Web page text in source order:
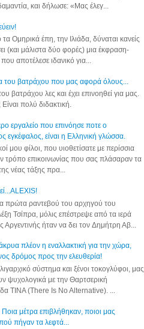
και δήλωσε: «Μας έλεγ...
Ομηρικά έπη, την Ιλιάδα, δύναται κανείς
(και μάλιστα δύο φορές) μια έκφραση-
αποτέλεσε ιδανικό για...
του βατράχου που μας αφορά όλους...
βατράχου λες και έχει επινοηθεί για μας.
Είναι πολύ διδακτική.
εργαλείο που επινόησε ποτε ο
εγκέφαλος, είναι η Ελληνική γλώσσα.
μου φίλοι, που υιοθετίσατε με περίσσια
τρόπο επικοινωνίας που σας πλάσαραν τα
νέας τάξης πρα...
πρώτα ραντεβού του αρχηγού του
Τσίπρα, μόλις επέστρεψε από τα ιερά
Αργεντινής ήταν να δει τον Δημήτρη Αβ...
πλέον η εναλλακτική για την χώρα,
δρόμος προς την ελευθερία!
σύστημα και ξένοι τοκογλύφοι, μας
ψυχολογικά με την Θαρτσερική
TINA (There Is No Alternative). ...
μέτρα επιβλήθηκαν, ποιοι μας
πήγαν τα λεφτά...